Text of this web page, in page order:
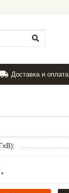
Доставка и оплата